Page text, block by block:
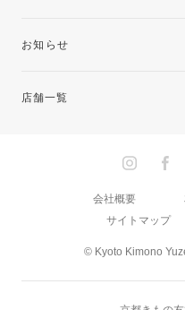
お知らせ
店舗一覧
© Kyoto Kimono
会社概要
サイトマップ